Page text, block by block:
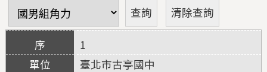
1
臺北市古亭國中